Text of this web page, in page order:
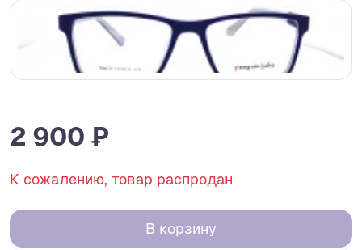
2 900 ₽
К сожалению, товар распродан
В корзину